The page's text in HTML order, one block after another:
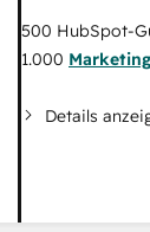
500 HubSpot-
1.000
Details